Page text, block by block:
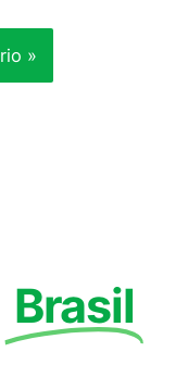
Brasil